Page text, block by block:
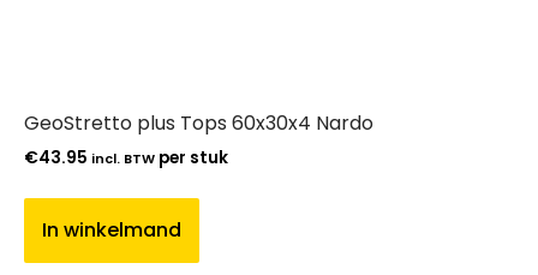
GeoStretto plus Tops 60x30x4 Nardo
€43.95 incl. BTW per stuk
In winkelmand